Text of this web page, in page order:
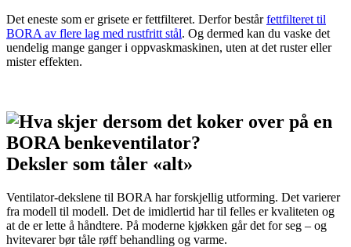
Det eneste som er grisete er fettfilteret. Derfor bestårfettfilteret til
BORA av flere lag med rustfritt stål. Og dermed kan du vaske det
uendelig mange ganger i oppvaskmaskinen, uten at det ruster eller
mister effekten.
Deksler som tåler «alt»
Ventilator-dekslene til BORA har forskjellig utforming. Det varierer
fra modell til modell. Det de imidlertid har til felles er kvaliteten og
at de er lette å håndtere. På moderne kjøkken går det for seg – og
hvitevarer bør tåle røff behandling og varme.